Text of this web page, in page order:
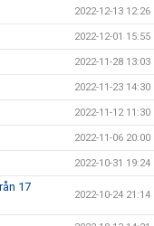
2022-12-13 12:26
2022-12-01 15:55
2022-11-28 13:03
2022-11-23 14:30
2022-11-12 11:30
2022-11-06 20:00
2022-10-31 19:24
17
2022-10-24 21:14